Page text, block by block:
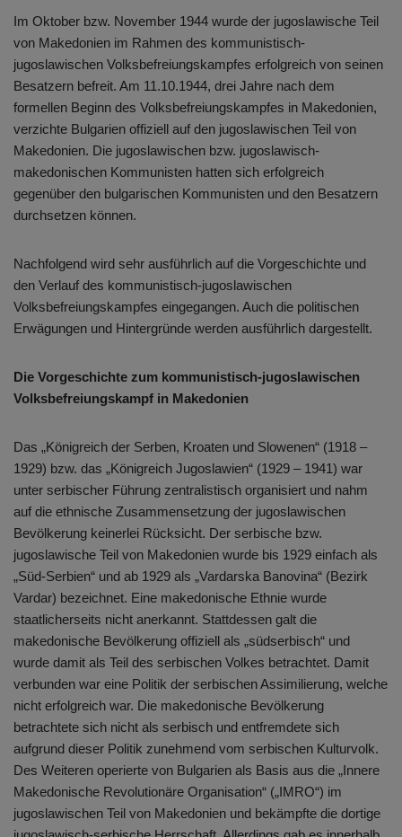
Im Oktober bzw. November 1944 wurde der jugoslawische Teil
von Makedonien im Rahmen des kommunistisch-
jugoslawischen Volksbefreiungskampfes erfolgreich von seinen
Besatzern befreit. Am 11.10.1944, drei Jahre nach dem
formellen Beginn des Volksbefreiungskampfes in Makedonien,
verzichte Bulgarien offiziell auf den jugoslawischen Teil von
Makedonien. Die jugoslawischen bzw. jugoslawisch-
makedonischen Kommunisten hatten sich erfolgreich
gegenüber den bulgarischen Kommunisten und den Besatzern
durchsetzen können.
Nachfolgend wird sehr ausführlich auf die Vorgeschichte und
den Verlauf des kommunistisch-jugoslawischen
Volksbefreiungskampfes eingegangen. Auch die politischen
Erwägungen und Hintergründe werden ausführlich dargestellt.
Die Vorgeschichte zum kommunistisch-jugoslawischen
Volksbefreiungskampf in Makedonien
Das „Königreich der Serben, Kroaten und Slowenen“ (1918 –
1929) bzw. das „Königreich Jugoslawien“ (1929 – 1941) war
unter serbischer Führung zentralistisch organisiert und nahm
auf die ethnische Zusammensetzung der jugoslawischen
Bevölkerung keinerlei Rücksicht. Der serbische bzw.
jugoslawische Teil von Makedonien wurde bis 1929 einfach als
„Süd-Serbien“ und ab 1929 als „Vardarska Banovina“ (Bezirk
Vardar) bezeichnet. Eine makedonische Ethnie wurde
staatlicherseits nicht anerkannt. Stattdessen galt die
makedonische Bevölkerung offiziell als „südserbisch“ und
wurde damit als Teil des serbischen Volkes betrachtet. Damit
verbunden war eine Politik der serbischen Assimilierung, welche
nicht erfolgreich war. Die makedonische Bevölkerung
betrachtete sich nicht als serbisch und entfremdete sich
aufgrund dieser Politik zunehmend vom serbischen Kulturvolk.
Des Weiteren operierte von Bulgarien als Basis aus die „Innere
Makedonische Revolutionäre Organisation“ („IMRO“) im
jugoslawischen Teil von Makedonien und bekämpfte die dortige